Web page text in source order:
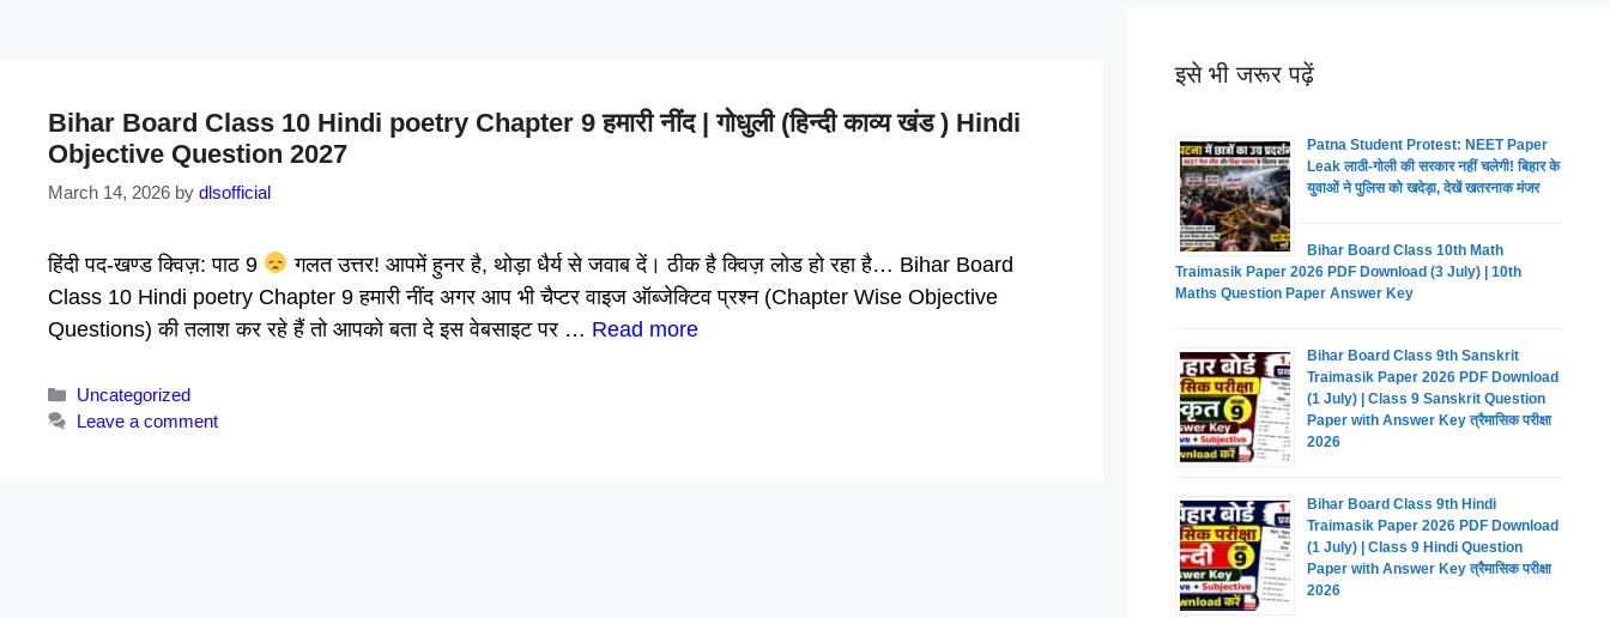
Bihar Board Class 10 Hindi poetry Chapter 9 हमारी नींद | गोधुली (हिन्दी काव्य खंड ) Hindi
Objective Question 2027
March 14, 2026 by dlsofficial
हिंदी पद-खण्ड क्विज़: पाठ 9
गलत उत्तर! आपमें हुनर है, थोड़ा धैर्य से जवाब दें। ठीक है क्विज़ लोड हो रहा है… Bihar Board
Class 10 Hindi poetry Chapter 9 हमारी नींद अगर आप भी चैप्टर वाइज ऑब्जेक्टिव प्रश्न (Chapter Wise Objective
Questions) की तलाश कर रहे हैं तो आपको बता दे इस वेबसाइट पर … Read more
Categories
Uncategorized
Leave a comment
इसे भी जरूर पढ़ें
Patna Student Protest: NEET Paper
Leak लाठी-गोली की सरकार नहीं चलेगी! बिहार के
युवाओं ने पुलिस को खदेड़ा, देखें खतरनाक मंजर
Bihar Board Class 10th Math
Traimasik Paper 2026 PDF Download (3 July) | 10th
Maths Question Paper Answer Key
Bihar Board Class 9th Sanskrit
Traimasik Paper 2026 PDF Download
(1 July) | Class 9 Sanskrit Question
Paper with Answer Key त्रैमासिक परीक्षा
2026
Bihar Board Class 9th Hindi
Traimasik Paper 2026 PDF Download
(1 July) | Class 9 Hindi Question
Paper with Answer Key त्रैमासिक परीक्षा
2026